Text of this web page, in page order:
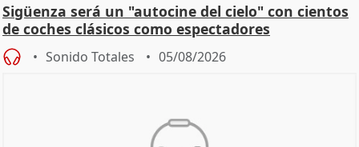
Sigüenza será un "autocine del cielo" con cientos
de coches clásicos como espectadores
Sonido Totales 05/08/2026